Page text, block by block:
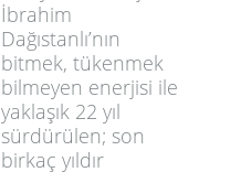
İbrahim
Dağıstanlı’nın
bitmek, tükenmek
bilmeyen enerjisi ile
yaklaşık 22 yıl
sürdürülen; son
birkaç yıldır